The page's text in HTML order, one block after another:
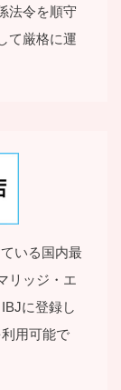
法令を順守
て厳格に運
いる国内最
リッジ・エ
に登録し
用可能で